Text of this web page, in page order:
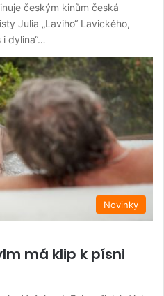
českým kinům česká
Julia „Laviho“ Lavického,
dylina“…
Novinky
má klip k písni